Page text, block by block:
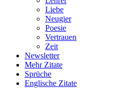
Liebe
Neugier
Poesie
Vertrauen
Zeit
Newsletter
Mehr Zitate
Sprüche
Englische Zitate